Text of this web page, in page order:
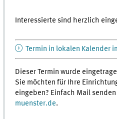
Interessierte sind herzlich
Termin in lokalen Kalender
Dieser Termin wurde
Sie möchten für Ihre
eingeben? Einfach Mail
muenster.de.